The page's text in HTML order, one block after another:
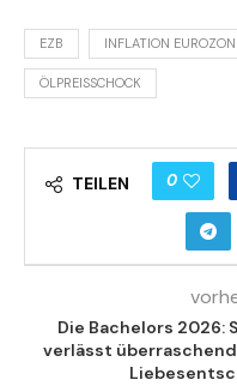
EZB INFLATION
ÖLPREISSCHOCK
TEILEN 0
Die Bachelors 2026:
verlässt überraschend